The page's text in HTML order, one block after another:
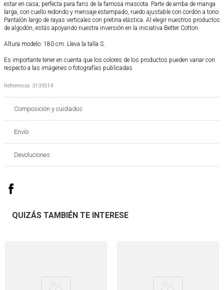
estar en casa; perfecta para fans de la famosa mascota. Parte de arriba de manga
larga, con cuello redondo y mensaje estampado, ruedo ajustable con cordón a tono.
Pantalón largo de rayas verticales con pretina elástica. Al elegir nuestros productos
de algodón, estás apoyando nuestra inversión en la iniciativa Better Cotton.
Altura modelo: 180 cm. Lleva la talla S.
Es importante tener en cuenta que los colores de los productos pueden variar con
respecto a las imágenes o fotografías publicadas
Referencia: 3133514
Composición y cuidados
Envío
Devoluciones
QUIZÁS TAMBIÉN TE INTERESE